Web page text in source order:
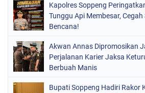
ORGANISASI
PERISTIWA
POLITIK
POLRI
SOPPENG
Kapolres Soppeng
Tunggu Api Membesar,
Bencana!
Akwan Annas Dipromosikan
Perjalanan Karier Jaksa
Berbuah Manis
Bupati Soppeng Hadiri Rakor